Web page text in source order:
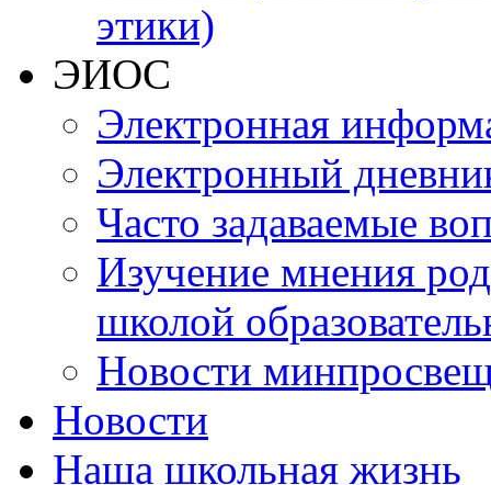
этики)
ЭИОС
Электронная
Электронный
Часто задаваемые
Изучение мнения
школой
Новости
Новости
Наша школьная жизнь